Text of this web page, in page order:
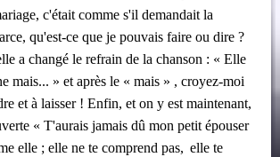
c'était comme s'il demandait la
qu'est-ce que je pouvais faire ou dire ?
a changé le refrain de la chanson : « Elle
mais... » et après le « mais » , croyez-moi
et à laisser ! Enfin, et on y est maintenant,
« T'aurais jamais dû mon petit épouser
elle ; elle ne te comprend pas, elle te